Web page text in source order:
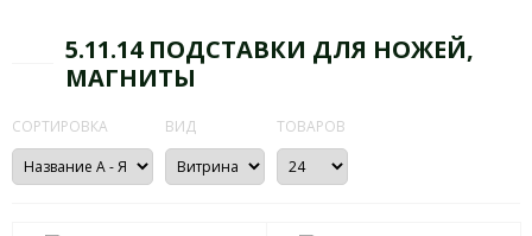
5.11.14 ПОДСТАВКИ ДЛЯ НОЖЕЙ,
МАГНИТЫ
СОРТИРОВКА ВИД ТОВАРОВ